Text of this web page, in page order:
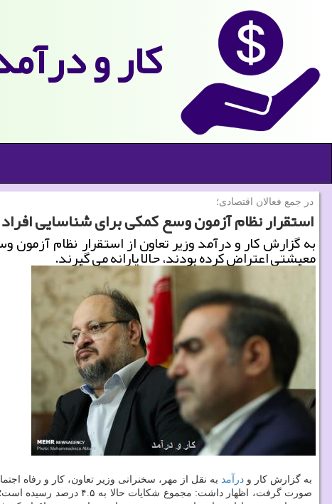
كار و
در جمع فعالان اقتصادی؛
استقرار نظام آزمون وسع كمكی برای شناسایی
معیشتی اعتراض كرده بودند، حالا یارانه می گیرند.
به گزارش كار ودرآمد
صورت گرفت، اظهار داشت: